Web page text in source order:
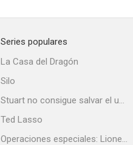
Series populares
La Casa del Dragón
Silo
Stuart no consigue salvar el universo
Ted Lasso
Operaciones especiales: Lioness